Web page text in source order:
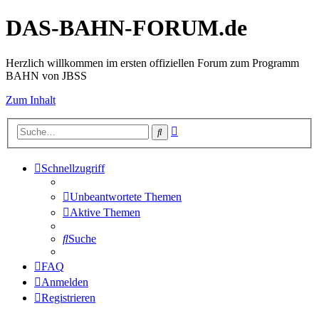
DAS-BAHN-FORUM.de
Herzlich willkommen im ersten offiziellen Forum zum Programm
BAHN von JBSS
Zum Inhalt
Suche
Schnellzugriff
Unbeantwortete Themen
Aktive Themen
Suche
FAQ
Anmelden
Registrieren